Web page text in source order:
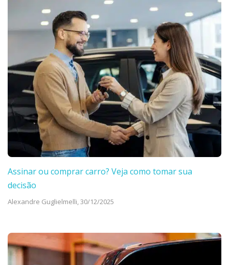
Assinar ou comprar carro? Veja como tomar sua
decisão
Alexandre Guglielmelli,30/12/2025